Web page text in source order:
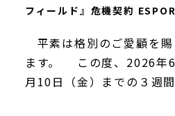
フィールド』危機契約
平素は格別のご愛顧を
ます。 この度、2026年
月10日（金）までの３週